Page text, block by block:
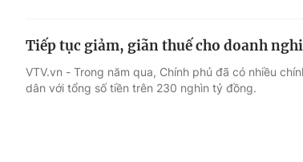
Tiếp tục giảm, giãn thuế cho doanh
VTV.vn - Trong năm qua, Chính phủ đã có nhiều
dân với tổng số tiền trên 230 nghìn tỷ đồng.